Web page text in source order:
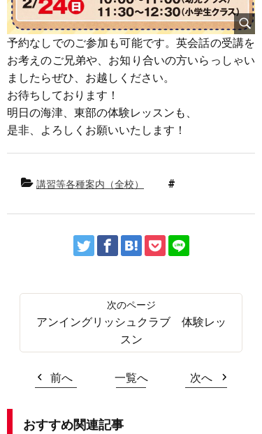
予約なしでのご参加も可能です。英会話の受講を
お考えのご兄弟や、お知り合いの方いらっしゃい
ましたらぜひ、お越しください。
お待ちしております！
明日の海津、東部の体験レッスンも、
是非、よろしくお願いいたします！
講習等各種案内（全校）
アンイングリッシュクラブ 体験レッ
スン
前へ 一覧へ 次へ
おすすめ関連記事